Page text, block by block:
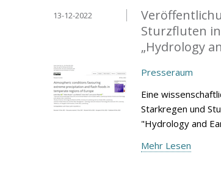
Sturzfluten
„Hydrology
13-12-2022
Presseraum
Eine
Starkregen und
"Hydrology and
Mehr Lesen